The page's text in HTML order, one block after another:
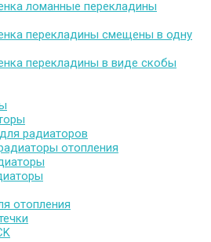
ломанные перекладины
перекладины смещены в одну
перекладины в виде скобы
радиаторов
отопления
отопления